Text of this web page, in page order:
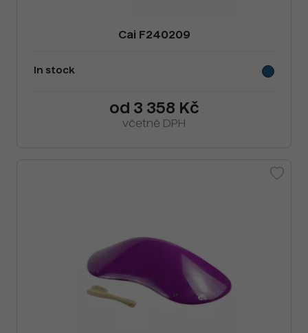
Cai F240209
In stock
od 3 358 Kč
včetně DPH